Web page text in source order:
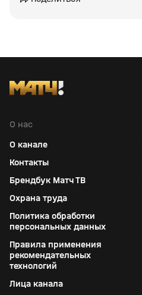
О нас
О канале
Контакты
Брендбук Матч ТВ
Охрана труда
Политика обработки
персональных данных
Правила применения
рекомендательных
технологий
Лица канала